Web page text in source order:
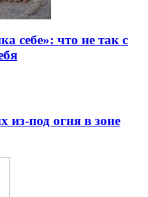
себе»: что не так с
из-под огня в зоне